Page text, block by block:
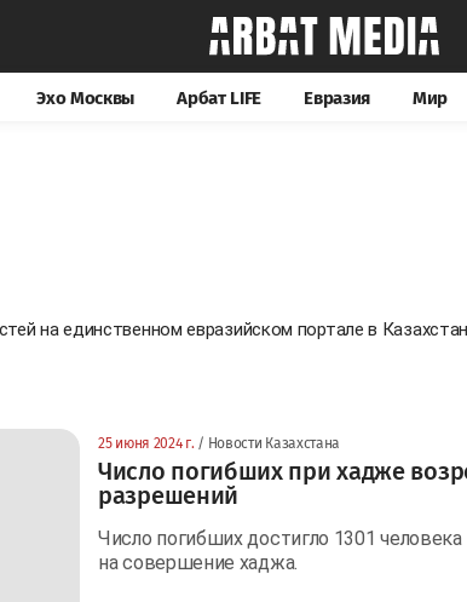
Эхо Москвы Арбат LIFE Евразия Мир
на единственном евразийском портале в
25 июня 2024 г. / Новости Казахстана
Число погибших при хадже
разрешений
Число погибших достигло 1301
на совершение хаджа.